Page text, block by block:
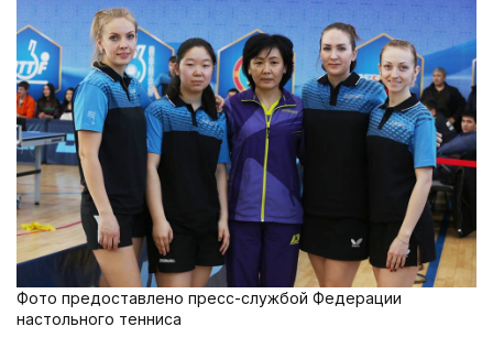
Фото предоставлено пресс-службой Федерации
настольного тенниса